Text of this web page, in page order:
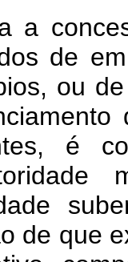
a
de
ou
é
de que